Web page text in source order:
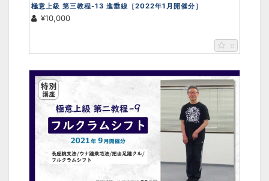
極意上級 第三教程-13 進垂線［2022年1月開催分］
¥10,000
0